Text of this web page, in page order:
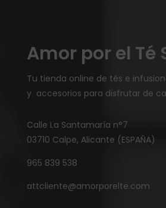
Amor por el Té
Tu tienda online de tés e
y accesorios para disfrutar de
Calle La Santamaría n°7
03710 Calpe, Alicante (ESPAÑA)
965 839 538
attcliente@amorporelte.com